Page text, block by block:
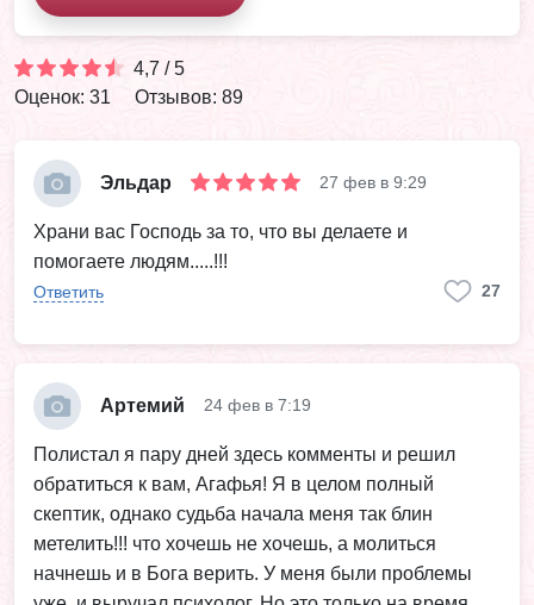
4,7 / 5
Оценок: 31
Отзывов: 89
Эльдар 27 фев в 9:29
Храни вас Господь за то, что вы делаете и
помогаете людям.....!!!
Ответить 27
Артемий 24 фев в 7:19
Полистал я пару дней здесь комменты и решил
обратиться к вам, Агафья! Я в целом полный
скептик, однако судьба начала меня так блин
метелить!!! что хочешь не хочешь, а молиться
начнешь и в Бога верить. У меня были проблемы